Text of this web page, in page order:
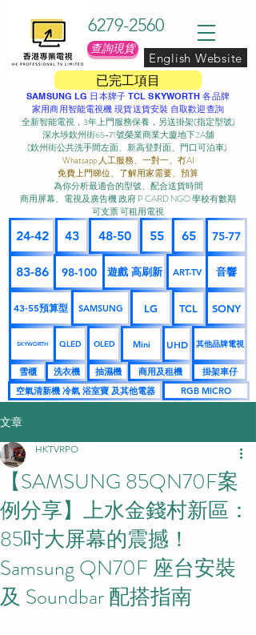
已完工項目
6279-2560
查詢現貨
English Website
SAMSUNG LG 日本牌子 TCL SKYWORTH 各品牌
家用商用智能電視機 現貨送貨安裝 自取歡迎查詢
全新智能電視，3年上門服務保養，另送掛架(指定型號)
深水埗欽州街65-71號榮業商業大廈地下2A舖
(欽州街公共洗手間左面、新高登對面、門口可泊車) ​
Whatsapp 人工服務、一對一、冇AI
免費上門睇位、了解用家需要、預算
為你分析最適合的型號、配合送貨時間
商用屏幕、電視及廣告機 政府 P CARD NGO 學校有數期
可支票 可租用電視
24-42 43 48-50 55 65 75-77
83-86 98-100 遊戲 高刷新 ART-TV 音響
43-55預算型 SAMSUNG LG TCL SONY
SKYWORTH QLED OLED Mini UHD 其他品牌電視
雪櫃 洗衣機 抽濕機 商用及租機
掛架車仔
空氣清新機 冷氣 浴室寶 及其他電器
RGB MICRO
文章
【SAMSUNG 85QN70F案
例分享】上水金錢村新區：
85吋大屏幕的震撼！
Samsung QN70F 座台安裝
及 Soundbar 配搭指南
HKTVRPO